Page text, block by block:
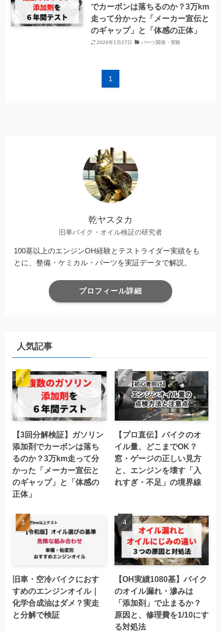
でカーボンは落ちるのか？3万km
走って分かった「メーカー宣伝と
のギャップ」と「体感の正体」
2026年1月27日 パーツ開発・実験
1
乾ヤスタカ
旧車バイク・オイル検証の研究者
100基以上のエンジンOH経験とテストライダー実績をも
とに、整備・ケミカル・パーツを実証データで解説。
プロフィール詳細
人気記事
【3回分解検証】ガソリン
添加剤でカーボンは落ち
るのか？3万km走って分
かった「メーカー宣伝と
のギャップ」と「体感の
正体」
【プロ直伝】バイクのオ
イル量、どこまでOK？
窓・ゲージの正しい見方
と、エンジンを壊す「入
れすぎ・不足」の境界線
旧車・空冷バイクにおす
すめのエンジンオイル｜
化学合成油はダメ？実走
と分解で検証
【OH実績1080基】バイク
のオイル漏れ・滲みは
「添加剤」で止まるか？
原因と、修理費を1/10にす
る対処法